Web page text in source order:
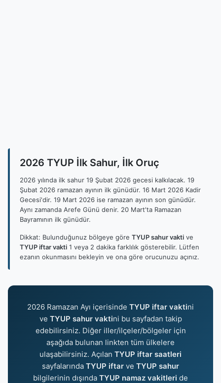
2026 TYUP İlk Sahur, İlk Oruç
2026 yılında ilk sahur 19 Şubat 2026 gecesi kalkılacak. 19
Şubat 2026 ramazan ayının ilk günüdür. 16 Mart 2026 Kadir
Gecesi'dir. 19 Mart 2026 ise ramazan ayının son günüdür.
Aynı zamanda Arefe Günü denir. 20 Mart'ta Ramazan
Bayramının ilk günüdür.
Dikkat: Bulunduğunuz bölgeye göre TYUP sahur vakti ve
TYUP iftar vakti 1 veya 2 dakika farklılık gösterebilir. Lütfen
ezanın okunmasını bekleyin ve ona göre orucunuzu açınız.
2026 Ramazan Ayı içerisinde TYUP iftar vaktini
ve TYUP sahur vaktini bu sayfadan takip
edebilirsiniz. Diğer iller/ilçeler/bölgeler için
aşağıda bulunan linkten tüm ülkelere
ulaşabilirsiniz. Açılan TYUP iftar saatleri
sayfalarında TYUP iftar ve TYUP sahur
bilgilerinin dışında TYUP namaz vakitleri de